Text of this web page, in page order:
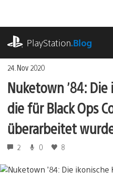
springen
PlayStation.Blog
24. Nov 2020
Nuketown ’84:
die für Black Ops
überarbeitet
2 0 8